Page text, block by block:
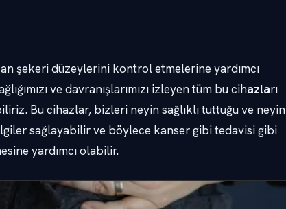
şekeri düzeylerini kontrol etmelerine yardımcı
ve davranışlarımızı izleyen tüm bu cihazları
Bu cihazlar, bizleri neyin sağlıklı tuttuğu ve neyin
sağlayabilir ve böylece kanser gibi tedavisi gibi
yardımcı olabilir.